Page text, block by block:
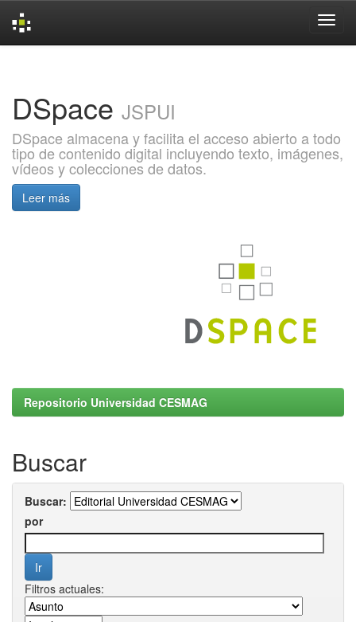
DSpace JSPUI
DSpace almacena y facilita el acceso abierto a todo
tipo de contenido digital incluyendo texto, imágenes,
vídeos y colecciones de datos.
Leer más
Repositorio Universidad CESMAG
Buscar
Buscar:
por
Filtros actuales: